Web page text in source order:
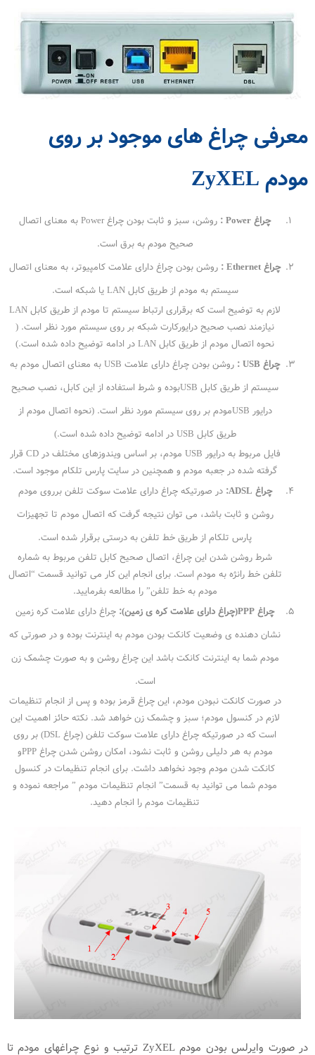
معرفی چراغ های موجود بر روی
مودم ZyXEL
چراغ Power :
روشن، سبز و ثابت بودن چراغ Power به معنای اتصال
صحیح مودم به برق است.
چراغ Ethernet :
روشن بودن چراغ دارای علامت کامپیوتر، به معنای اتصال
سیستم به مودم از طریق کابل LAN یا شبکه است.
لازم به توضیح است که برقراری ارتباط سیستم تا مودم از طریق کابل LAN
نیازمند نصب صحیح درایورکارت شبکه بر روی سیستم مورد نظر است. (
نحوه اتصال مودم از طریق کابل LAN در ادامه توضیح داده شده است.)
چراغ USB :
روشن بودن چراغ دارای علامت USB به معنای اتصال مودم به
سیستم از طریق کابل USBبوده و شرط استفاده از این کابل، نصب صحیح
درایور USBمودم بر روی سیستم مورد نظر است. (نحوه اتصال مودم از
طریق کابل USB در ادامه توضیح داده شده است.)
فایل مربوط به درایور USB مودم، بر اساس ویندوزهای مختلف در CD قرار
گرفته شده در جعبه مودم و همچنین در سایت پارس تلکام موجود است.
چراغ ADSL:
در صورتیکه چراغ دارای علامت سوکت تلفن برروی مودم
روشن و ثابت باشد، می توان نتیجه گرفت که اتصال مودم تا تجهیزات
پارس تلکام از طریق خط تلفن به درستی برقرار شده است.
شرط روشن شدن این چراغ، اتصال صحیح کابل تلفن مربوط به شماره
تلفن خط رانژه به مودم است. برای انجام این کار می توانید قسمت “اتصال
مودم به خط تلفن” را مطالعه بفرمایید.
چراغ PPP(چراغ دارای علامت کره ی زمین):
چراغ دارای علامت کره زمین
نشان دهنده ی وضعیت کانکت بودن مودم به اینترنت بوده و در صورتی که
مودم شما به اینترنت کانکت باشد این چراغ روشن و به صورت چشمک زن
است.
در صورت کانکت نبودن مودم، این چراغ قرمز بوده و پس از انجام تنظیمات
لازم در کنسول مودم؛ سبز و چشمک زن خواهد شد. نکته حائز اهمیت این
است که در صورتیکه چراغ دارای علامت سوکت تلفن (چراغ DSL) بر روی
مودم به هر دلیلی روشن و ثابت نشود، امکان روشن شدن چراغ PPPو
کانکت شدن مودم وجود نخواهد داشت. برای انجام تنظیمات در کنسول
مودم شما می توانید به قسمت” انجام تنظیمات مودم ” مراجعه نموده و
تنظیمات مودم را انجام دهید.
در صورت وایرلس بودن مودم ZyXEL ترتیب و نوع چراغهای مودم تا